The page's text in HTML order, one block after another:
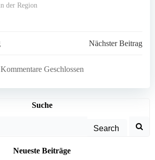
der Region
navigation
Nächster Beitrag
Kommentare Geschlossen
Suche
Neueste Beiträge